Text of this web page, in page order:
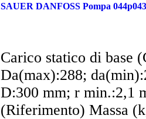
SAUER DANFOSS Pompa
Carico statico di base
Da(max):288;
D:300 mm; r min.:2,1
(Riferimento) Massa